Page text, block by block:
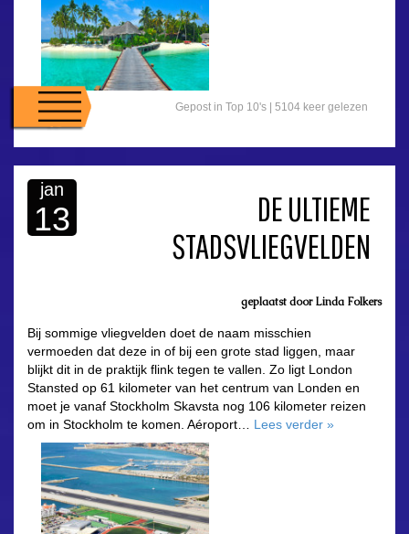
Gepost in Top 10's | 5104 keer gelezen
jan
13
DE ULTIEME
STADSVLIEGVELDEN
geplaatst doorLinda Folkers
Bij sommige vliegvelden doet de naam misschien
vermoeden dat deze in of bij een grote stad liggen, maar
blijkt dit in de praktijk flink tegen te vallen. Zo ligt London
Stansted op 61 kilometer van het centrum van Londen en
moet je vanaf Stockholm Skavsta nog 106 kilometer reizen
om in Stockholm te komen. Aéroport… Lees verder »